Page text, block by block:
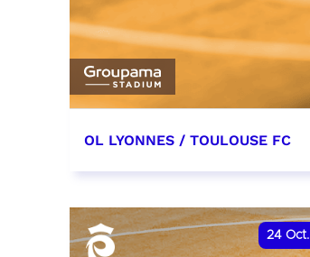
OL LYONNES / TOULOUSE FC
date et heure à confirmer
RÉSERVER
24 Oct.